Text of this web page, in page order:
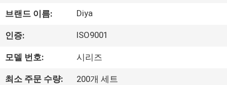
회
사
소
브랜드 이름: Diya
인증: ISO9001
모델 번호: 시리즈
최소 주문 수량: 200개 세트